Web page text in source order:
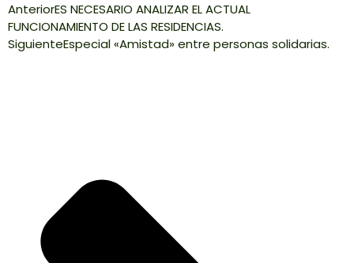
AnteriorES NECESARIO ANALIZAR EL ACTUAL
FUNCIONAMIENTO DE LAS RESIDENCIAS.
SiguienteEspecial «Amistad» entre personas solidarias.